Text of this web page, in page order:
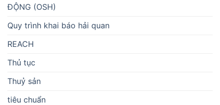
ĐỘNG (OSH)
Quy trình khai báo hải quan
REACH
Thủ tục
Thuỷ sản
tiêu chuẩn